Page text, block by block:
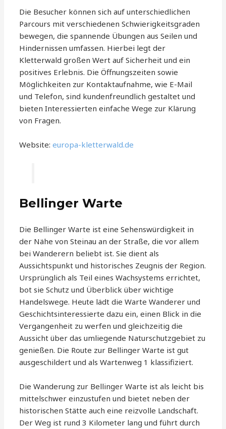
Die Besucher können sich auf unterschiedlichen
Parcours mit verschiedenen Schwierigkeitsgraden
bewegen, die spannende Übungen aus Seilen und
Hindernissen umfassen. Hierbei legt der
Kletterwald großen Wert auf Sicherheit und ein
positives Erlebnis. Die Öffnungszeiten sowie
Möglichkeiten zur Kontaktaufnahme, wie E-Mail
und Telefon, sind kundenfreundlich gestaltet und
bieten Interessierten einfache Wege zur Klärung
von Fragen.
Website:europa-kletterwald.de
Bellinger Warte
Die Bellinger Warte ist eine Sehenswürdigkeit in
der Nähe von Steinau an der Straße, die vor allem
bei Wanderern beliebt ist. Sie dient als
Aussichtspunkt und historisches Zeugnis der Region.
Ursprünglich als Teil eines Wachsystems errichtet,
bot sie Schutz und Überblick über wichtige
Handelswege. Heute lädt die Warte Wanderer und
Geschichtsinteressierte dazu ein, einen Blick in die
Vergangenheit zu werfen und gleichzeitig die
Aussicht über das umliegende Naturschutzgebiet zu
genießen. Die Route zur Bellinger Warte ist gut
ausgeschildert und als Wartenweg 1 klassifiziert.
Die Wanderung zur Bellinger Warte ist als leicht bis
mittelschwer einzustufen und bietet neben der
historischen Stätte auch eine reizvolle Landschaft.
Der Weg ist rund 3 Kilometer lang und führt durch